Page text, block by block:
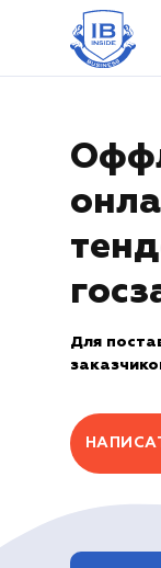
Для